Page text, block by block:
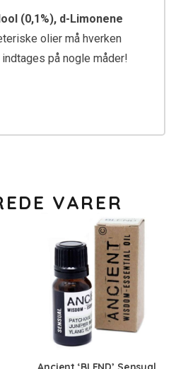
(0,1%), d-Limonene
olier må hverken
på nogle måder!
VARER